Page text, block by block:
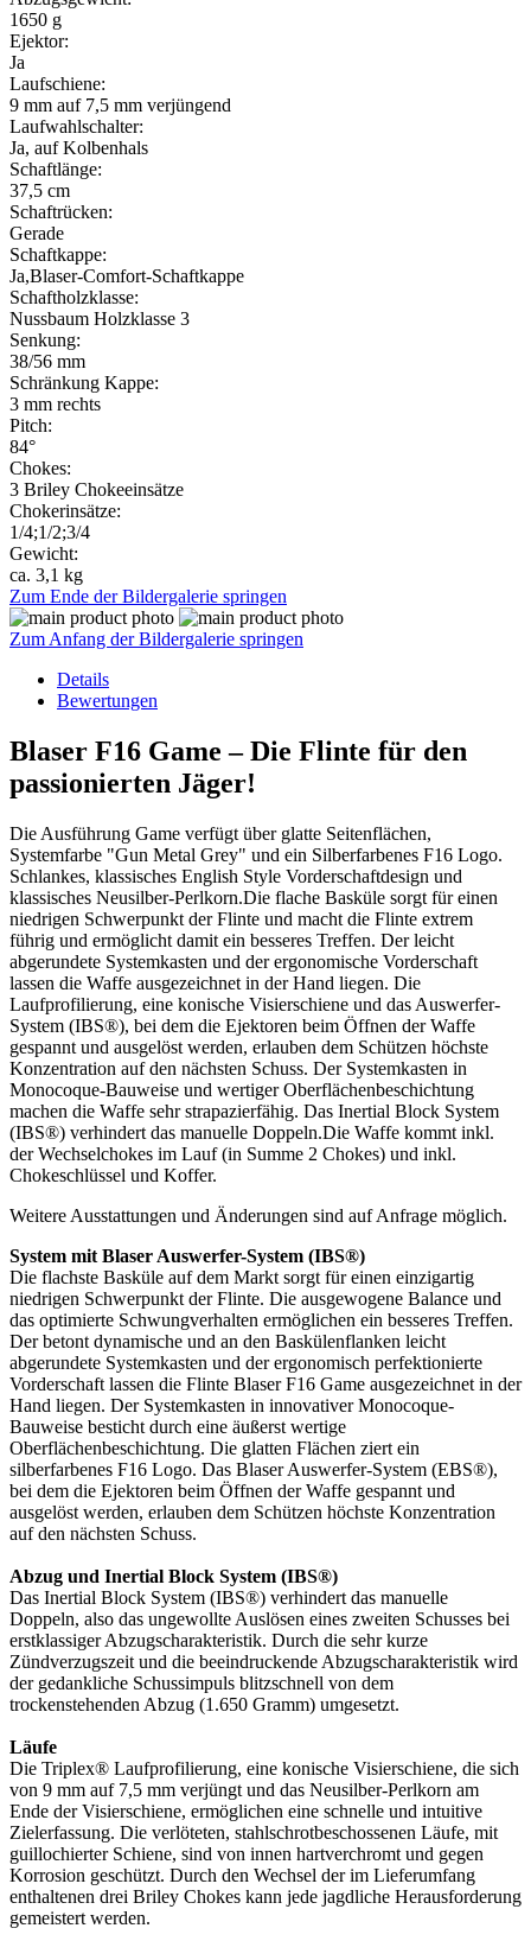
1650 g
Ejektor:
Ja
Laufschiene:
9 mm auf 7,5 mm verjüngend
Laufwahlschalter:
Ja, auf Kolbenhals
Schaftlänge:
37,5 cm
Schaftrücken:
Gerade
Schaftkappe:
Ja,Blaser-Comfort-Schaftkappe
Schaftholzklasse:
Nussbaum Holzklasse 3
Senkung:
38/56 mm
Schränkung Kappe:
3 mm rechts
Pitch:
84°
Chokes:
3 Briley Chokeeinsätze
Chokerinsätze:
1/4;1/2;3/4
Gewicht:
ca. 3,1 kg
Zum Ende der Bildergalerie springen
Zum Anfang der Bildergalerie springen
Details
Bewertungen
Blaser F16 Game – Die Flinte für den
passionierten Jäger!
Die Ausführung Game verfügt über glatte Seitenflächen,
Systemfarbe "Gun Metal Grey" und ein Silberfarbenes F16 Logo.
Schlankes, klassisches English Style Vorderschaftdesign und
klassisches Neusilber-Perlkorn.Die flache Basküle sorgt für einen
niedrigen Schwerpunkt der Flinte und macht die Flinte extrem
führig und ermöglicht damit ein besseres Treffen. Der leicht
abgerundete Systemkasten und der ergonomische Vorderschaft
lassen die Waffe ausgezeichnet in der Hand liegen. Die
Laufprofilierung, eine konische Visierschiene und das Auswerfer-
System (IBS®), bei dem die Ejektoren beim Öffnen der Waffe
gespannt und ausgelöst werden, erlauben dem Schützen höchste
Konzentration auf den nächsten Schuss. Der Systemkasten in
Monocoque-Bauweise und wertiger Oberflächenbeschichtung
machen die Waffe sehr strapazierfähig. Das Inertial Block System
(IBS®) verhindert das manuelle Doppeln.Die Waffe kommt inkl.
der Wechselchokes im Lauf (in Summe 2 Chokes) und inkl.
Chokeschlüssel und Koffer.
Weitere Ausstattungen und Änderungen sind auf Anfrage möglich.
System mit Blaser Auswerfer-System (IBS®)
Die flachste Basküle auf dem Markt sorgt für einen einzigartig
niedrigen Schwerpunkt der Flinte. Die ausgewogene Balance und
das optimierte Schwungverhalten ermöglichen ein besseres Treffen.
Der betont dynamische und an den Baskülenflanken leicht
abgerundete Systemkasten und der ergonomisch perfektionierte
Vorderschaft lassen die Flinte Blaser F16 Game ausgezeichnet in der
Hand liegen. Der Systemkasten in innovativer Monocoque-
Bauweise besticht durch eine äußerst wertige
Oberflächenbeschichtung. Die glatten Flächen ziert ein
silberfarbenes F16 Logo. Das Blaser Auswerfer-System (EBS®),
bei dem die Ejektoren beim Öffnen der Waffe gespannt und
ausgelöst werden, erlauben dem Schützen höchste Konzentration
auf den nächsten Schuss.
Abzug und Inertial Block System (IBS®)
Das Inertial Block System (IBS®) verhindert das manuelle
Doppeln, also das ungewollte Auslösen eines zweiten Schusses bei
erstklassiger Abzugscharakteristik. Durch die sehr kurze
Zündverzugszeit und die beeindruckende Abzugscharakteristik wird
der gedankliche Schussimpuls blitzschnell von dem
trockenstehenden Abzug (1.650 Gramm) umgesetzt.
Läufe
Die Triplex® Laufprofilierung, eine konische Visierschiene, die sich
von 9 mm auf 7,5 mm verjüngt und das Neusilber-Perlkorn am
Ende der Visierschiene, ermöglichen eine schnelle und intuitive
Zielerfassung. Die verlöteten, stahlschrotbeschossenen Läufe, mit
guillochierter Schiene, sind von innen hartverchromt und gegen
Korrosion geschützt. Durch den Wechsel der im Lieferumfang
enthaltenen drei Briley Chokes kann jede jagdliche Herausforderung
gemeistert werden.